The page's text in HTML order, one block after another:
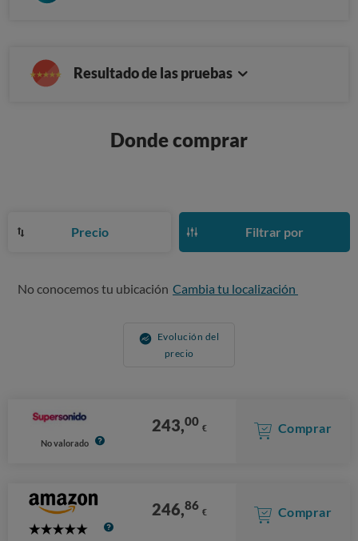
Resultado de las pruebas
Donde comprar
Precio Filtrar por
No conocemos tu ubicación Cambia tu localización
Evolución del
precio
No valorado
243,00 € Comprar
5
246,86 € Comprar